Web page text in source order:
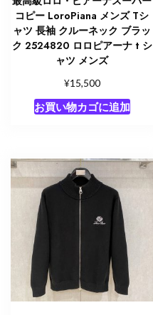
コピー LoroPiana メンズ Tシ
ャツ 長袖 クルーネック ブラッ
ク 2524820 ロロピアーナ t シ
ャツ メンズ
¥15,500
お買い物カゴに追加